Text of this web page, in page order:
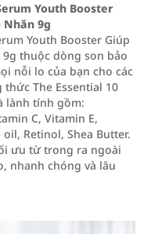
Youth Booster
Nhăn 9g
Youth Booster Giúp
thuộc dòng son bảo
nỗi lo của bạn cho các
The Essential 10
lành tính gồm:
C, Vitamin E,
Retinol, Shea Butter.
ưu từ trong ra ngoài
nhanh chóng và lâu